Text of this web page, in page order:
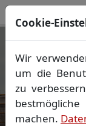
Ihr
Wir
Lageplan
Vorheriges
Cookie-
Wir
um die
zu
machen.